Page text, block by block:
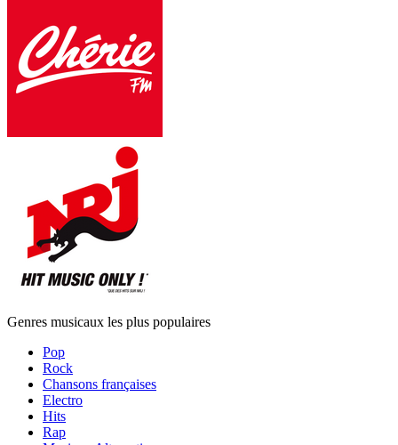
Genres musicaux les plus populaires
Pop
Rock
Chansons françaises
Electro
Hits
Rap